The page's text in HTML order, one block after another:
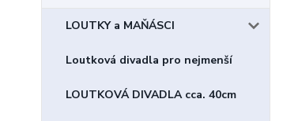
LOUTKY a MAŇÁSCI
Loutková divadla pro nejmenší
LOUTKOVÁ DIVADLA cca. 40cm